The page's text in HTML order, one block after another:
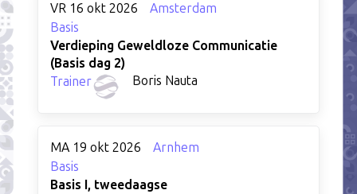
VR 16 okt 2026
Amsterdam
Basis
Verdieping Geweldloze Communicatie
(Basis dag 2)
Trainer
Boris Nauta
MA 19 okt 2026
Arnhem
Basis
Basis I, tweedaagse